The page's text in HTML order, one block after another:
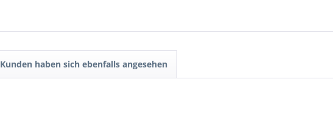
Kunden haben sich ebenfalls angesehen